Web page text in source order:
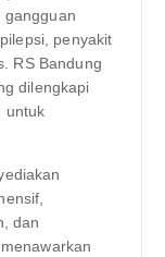
gangguan
penyakit
RS Bandung
dilengkapi
untuk
dan